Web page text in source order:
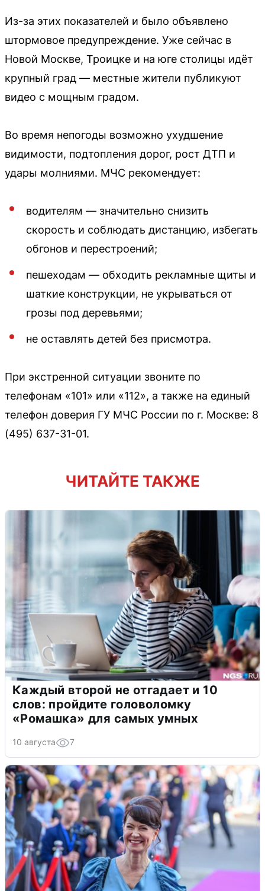
Из-за этих показателей и было объявлено
штормовое предупреждение. Уже сейчас в
Новой Москве, Троицке и на юге столицы идёт
крупный град — местные жители публикуют
видео с мощным градом.
Во время непогоды возможно ухудшение
видимости, подтопления дорог, рост ДТП и
удары молниями. МЧС рекомендует:
водителям — значительно снизить
скорость и соблюдать дистанцию, избегать
обгонов и перестроений;
пешеходам — обходить рекламные щиты и
шаткие конструкции, не укрываться от
грозы под деревьями;
не оставлять детей без присмотра.
При экстренной ситуации звоните по
телефонам «101» или «112», а также на единый
телефон доверия ГУ МЧС России по г. Москве: 8
(495) 637-31-01.
ЧИТАЙТЕ ТАКЖЕ
Каждый второй не отгадает и 10
слов: пройдите головоломку
«Ромашка» для самых умных
10 августа 7